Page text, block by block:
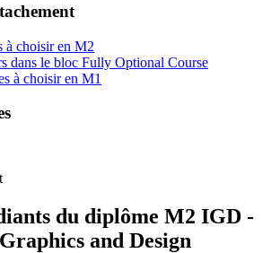
à choisir en M2
dans le bloc Fully Optional Course
à choisir en M1
du diplôme M2 IGD -
and Design